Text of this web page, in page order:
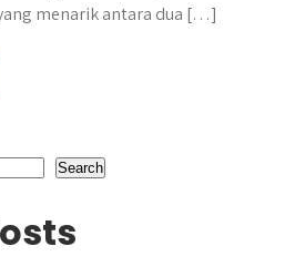
menarik antara dua […]
Search